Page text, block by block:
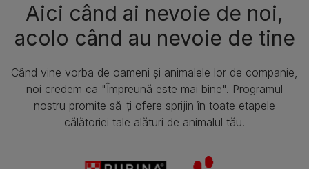
Aici când ai nevoie de noi,
acolo când au nevoie de tine​
Când vine vorba de oameni și animalele lor de companie,
noi credem ca "Împreună este mai bine". Programul
nostru promite să-ți ofere sprijin în toate etapele
călătoriei tale alături de animalul tău.